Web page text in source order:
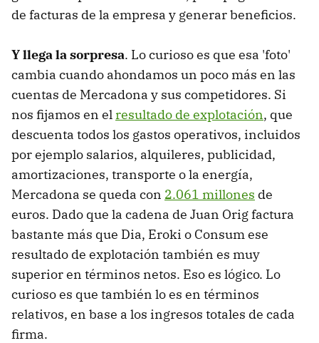
de facturas de la empresa y generar beneficios.
Y llega la sorpresa. Lo curioso es que esa 'foto'
cambia cuando ahondamos un poco más en las
cuentas de Mercadona y sus competidores. Si
nos fijamos en el resultado de explotación, que
descuenta todos los gastos operativos, incluidos
por ejemplo salarios, alquileres, publicidad,
amortizaciones, transporte o la energía,
Mercadona se queda con 2.061 millones de
euros. Dado que la cadena de Juan Orig factura
bastante más que Dia, Eroki o Consum ese
resultado de explotación también es muy
superior en términos netos. Eso es lógico. Lo
curioso es que también lo es en términos
relativos, en base a los ingresos totales de cada
firma.